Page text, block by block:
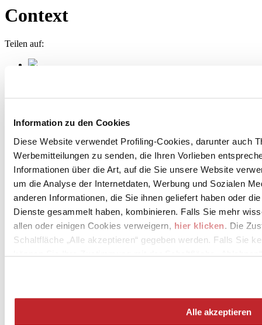
Information zu den Cookies
Diese Website verwendet Profiling-Cookies, darunter auch
Werbemitteilungen zu senden, die Ihren Vorlieben
Informationen über die Art, auf die Sie unsere Website
um die Analyse der Internetdaten, Werbung und Sozialen
anderen Informationen, die Sie ihnen geliefert haben oder
Dienste gesammelt haben, kombinieren. Falls Sie mehr
allen oder einigen Cookies verweigern, hier klicken. Die
Schaltfläche „Alle akzeptieren“ gegeben werden. Falls Sie
können Sie Ihre Zustimmung mit der Schaltfläche
Alle akzeptieren
Context
Teilen auf:
News
aziende
Cookie Policy